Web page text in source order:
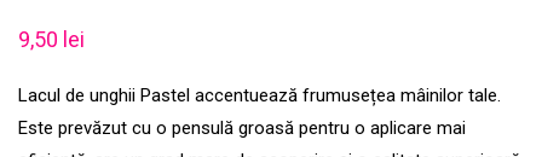
9,50 lei
Lacul de unghii Pastel accentuează frumusețea mâinilor tale.
Este prevăzut cu o pensulă groasă pentru o aplicare mai